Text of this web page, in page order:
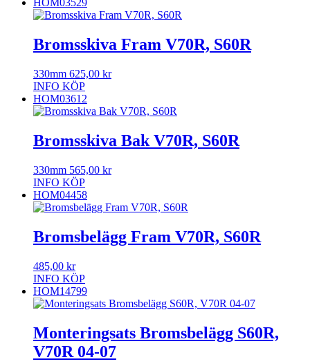
HOM03529
Bromsskiva Fram V70R, S60R
330mm 625,00 kr
INFO KÖP
HOM03612
Bromsskiva Bak V70R, S60R
330mm 565,00 kr
INFO KÖP
HOM04458
Bromsbelägg Fram V70R, S60R
485,00 kr
INFO KÖP
HOM14799
Monteringsats Bromsbelägg S60R,
V70R 04-07